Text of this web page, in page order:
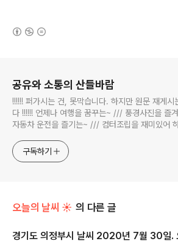
공유와 소통의 산들바람
!!!!!! 퍼가시는 건, 못막습니다. 하지만 원문 재게시
다 !!!!!! 언제나 여행을 꿈꾸는~ /// 풍경사진을 즐
자동차 운전을 즐기는~ /// 컴터조립을 재미있어
식하는 미드가 있는~ /// 사회적 이슈에 발언하는~
구독하기
오늘의 날씨 ☀ 의 다른 글
경기도 의정부시 날씨 2020년 7월 30일.